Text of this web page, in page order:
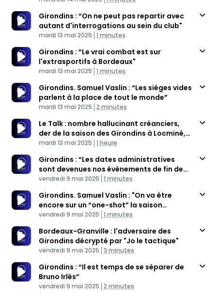
Girondins : “On ne peut pas repartir avec
autant d'interrogations au sein du club"
Published At
mardi 13 mai 2025 Time
1 minutes
Girondins : “Le vrai combat est sur
l'extrasportifs à Bordeaux"
Published At
mardi 13 mai 2025 Time
1 minutes
Girondins. Samuel Vaslin : “Les sièges vides
parlent à la place de tout le monde”
Published At
mardi 13 mai 2025 Time
2 minutes
Le Talk : nombre hallucinant créanciers,
der de la saison des Girondins à Locminé,
Jacques Pichard
Published At
mardi 13 mai 2025 Time
1 heure
Girondins : “Les dates administratives
sont devenues nos évènements de fin de
saison”
Published At
vendredi 9 mai 2025 Time
1 minutes
Girondins. Samuel Vaslin : "On va être
encore sur un “one-shot” la saison
prochaine"
Published At
vendredi 9 mai 2025 Time
1 minutes
Bordeaux-Granville : l'adversaire des
Girondins décrypté par "Jo le tactique"
Published At
vendredi 9 mai 2025 Time
3 minutes
Girondins : “Il est temps de se séparer de
Bruno Irlès”
Published At
vendredi 9 mai 2025 Time
2 minutes